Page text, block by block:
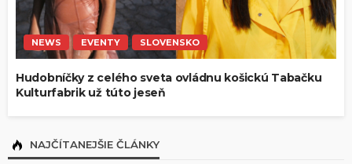
NEWS EVENTY SLOVENSKO
Hudobníčky z celého sveta ovládnu košickú Tabačku
Kulturfabrik už túto jeseň
NAJČÍTANEJŠIE ČLÁNKY